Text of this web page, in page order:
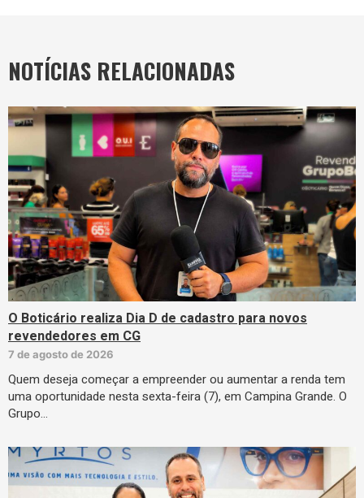
NOTÍCIAS RELACIONADAS
O Boticário realiza Dia D de cadastro para novos
revendedores em CG
7 de agosto de 2026
Quem deseja começar a empreender ou aumentar a renda tem
uma oportunidade nesta sexta-feira (7), em Campina Grande. O
Grupo…